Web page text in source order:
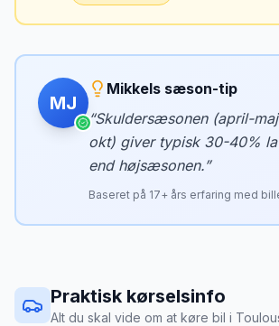
MJ
Mikkels sæson-tip
“Skuldersæsonen (april-
okt) giver typisk 30-40%
end højsæsonen.”
Baseret på 17+ års erfaring med
Praktisk kørselsinfo
Alt du skal vide om at køre bil i